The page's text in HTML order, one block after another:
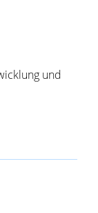
und